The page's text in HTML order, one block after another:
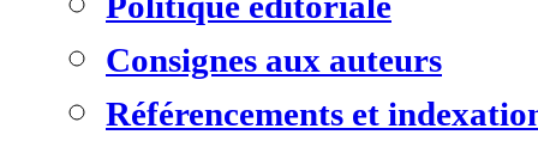
Consignes aux auteurs
Référencements et